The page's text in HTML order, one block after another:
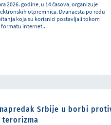
2026. godine, u 14 časova, organizuje
otpremnica. Dvanaesta po redu
koja su korisnici postavljali tokom
formatu internet...
Srbije u borbi
terorizma